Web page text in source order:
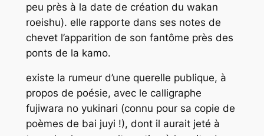
peu près à la date de création du wakan
roeishu). elle rapporte dans ses notes de
chevet l’apparition de son fantôme près des
ponts de la kamo.
existe la rumeur d’une querelle publique, à
propos de poésie, avec le calligraphe
fujiwara no yukinari (connu pour sa copie de
poèmes de bai juyi !), dont il aurait jeté à